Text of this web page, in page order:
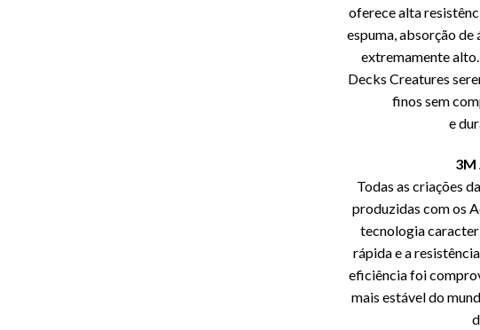
oferece alta
espuma, absorção de
extremamente
Decks Creatures
finos sem
e
3M
Todas as criações
produzidas com os
tecnologia
rápida e a
eficiência foi
mais estável do